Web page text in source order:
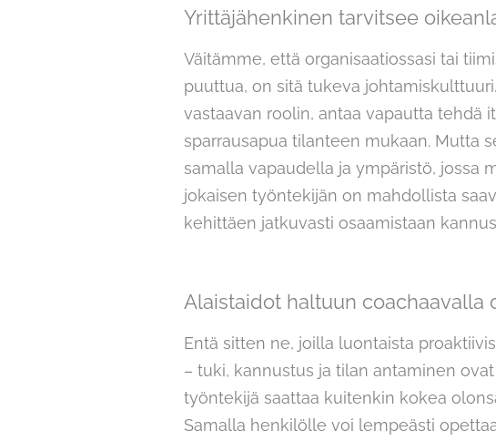
Yrittäjähenkinen tarvitsee
Väitämme, että organisaatiossasi tai
puuttua, on sitä tukeva
vastaavan roolin, antaa vapautta tehdä
sparrausapua tilanteen mukaan. Mutta
samalla vapaudella ja ympäristö, jossa
jokaisen työntekijän on mahdollista
kehittäen jatkuvasti osaamistaan
Alaistaidot haltuun coachaavalla
Entä sitten ne, joilla luontaista
– tuki, kannustus ja tilan antaminen
työntekijä saattaa kuitenkin kokea
Samalla henkilölle voi lempeästi